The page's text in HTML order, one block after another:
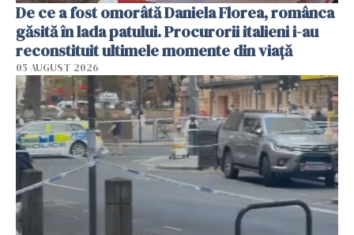
De ce a fost omorâtă Daniela Florea, românca
găsită în lada patului. Procurorii italieni i-au
reconstituit ultimele momente din viață
05 AUGUST 2026